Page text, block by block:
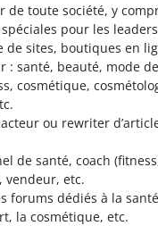
de toute société, y
pour les
de sites, boutiques en
: santé, beauté, mode
cosmétique,
ou rewriter
de santé, coach
vendeur, etc.
forums dédiés à la
la cosmétique, etc.